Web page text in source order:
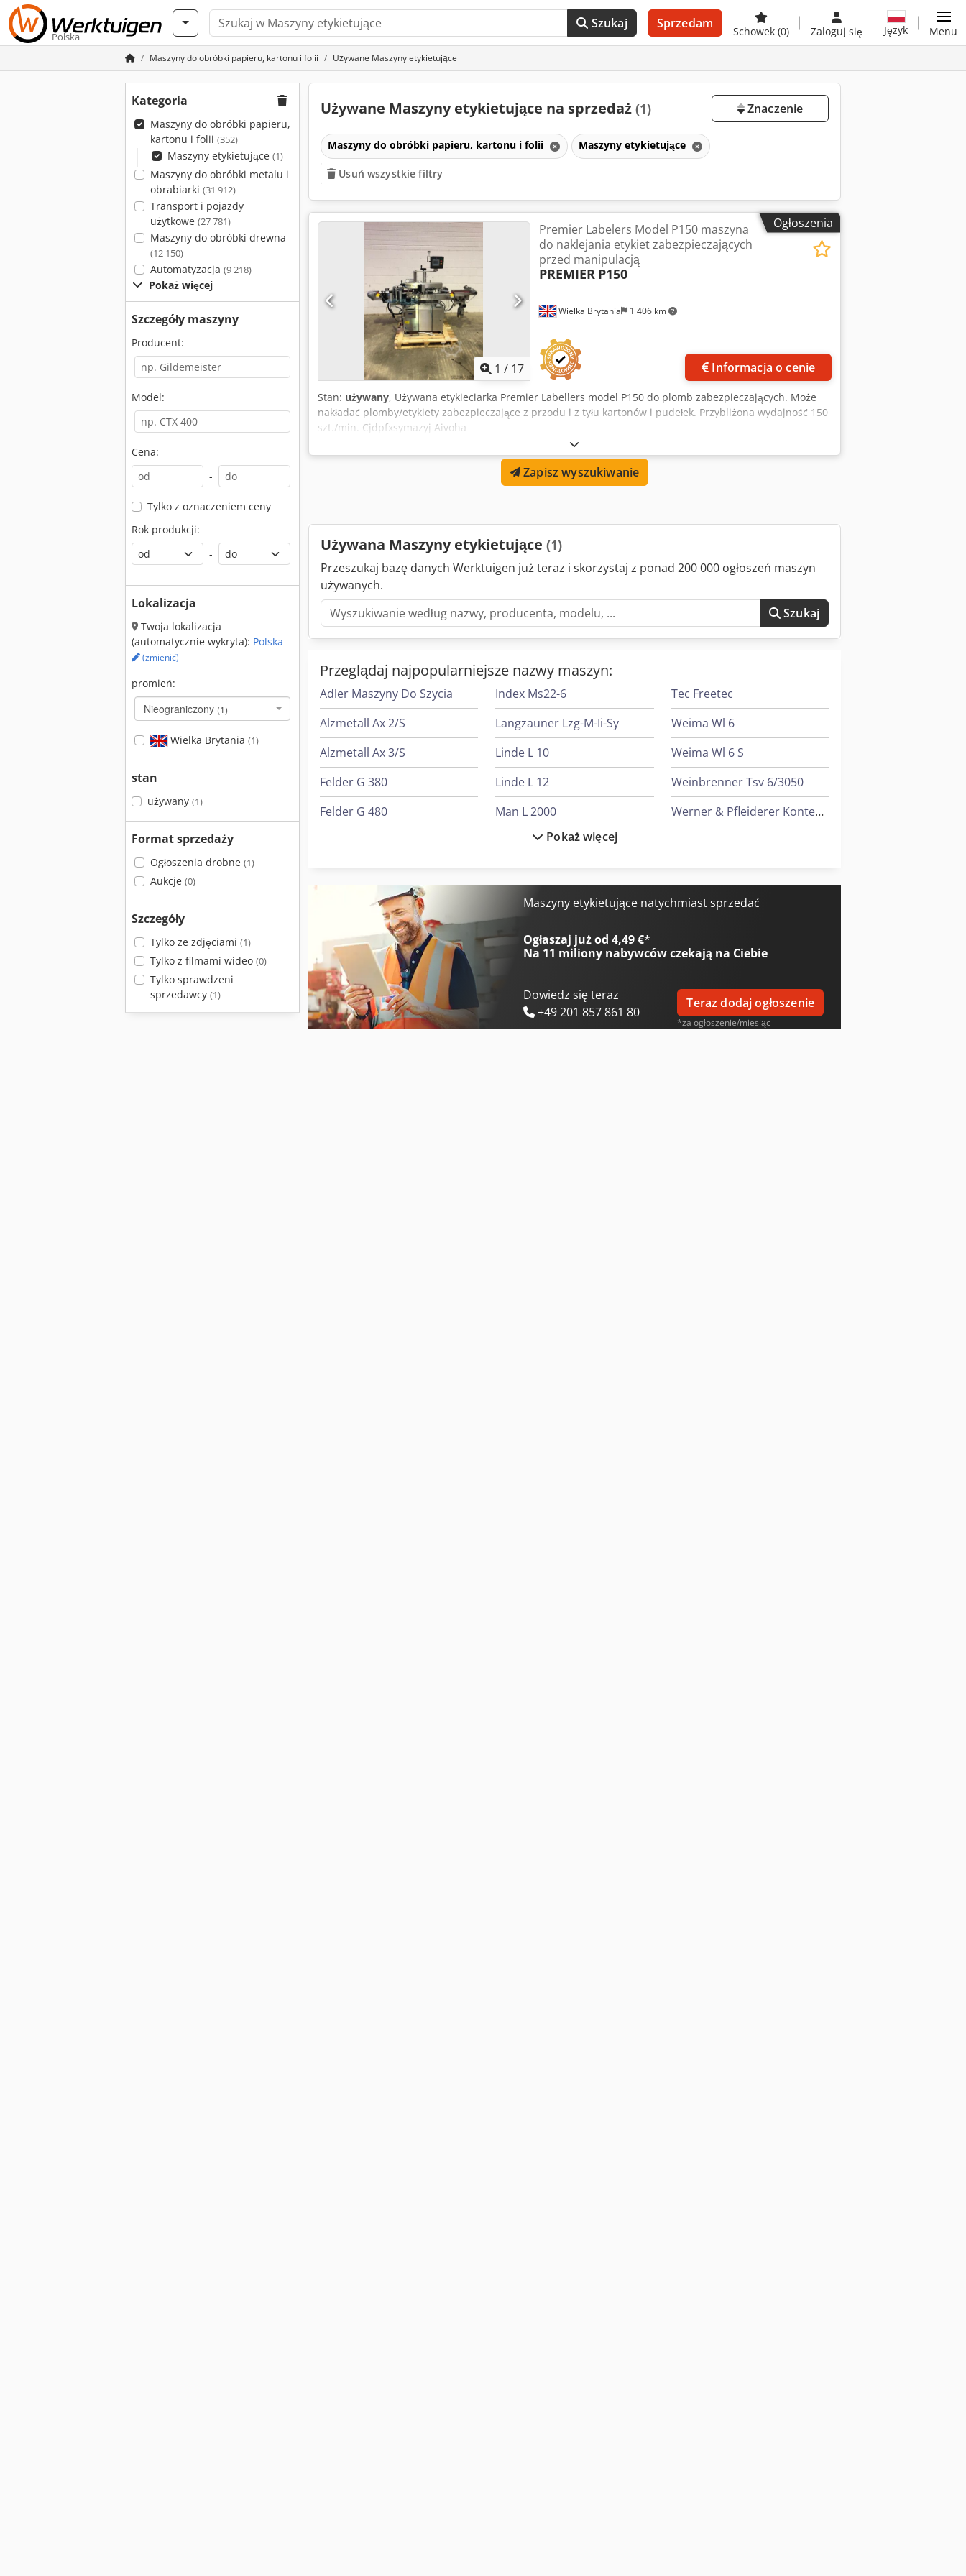
Polska
Szukaj Sprzedam
Schowek (0) Zaloguj się Język Menu
Maszyny do obróbki papieru, kartonu i folii Używane Maszyny etykietujące
Kategoria
Maszyny do obróbki papieru,
kartonu i folii (352)
Maszyny etykietujące (1)
Maszyny do obróbki metalu i
obrabiarki (31 912)
Transport i pojazdy
użytkowe (27 781)
Maszyny do obróbki drewna
(12 150)
Automatyzacja (9 218)
Pokaż więcej
Szczegóły maszyny
Producent:
Model:
Cena:
-
Tylko z oznaczeniem ceny
Rok produkcji:
-
Lokalizacja
Twoja lokalizacja
(automatycznie wykryta): Polska
(zmienić)
promień:
Nieograniczony (1)
Wielka Brytania (1)
stan
używany (1)
Format sprzedaży
Ogłoszenia drobne (1)
Aukcje (0)
Szczegóły
Tylko ze zdjęciami (1)
Tylko z filmami wideo (0)
Tylko sprawdzeni
sprzedawcy (1)
Używane Maszyny etykietujące na sprzedaż (1) Znaczenie
Maszyny do obróbki papieru, kartonu i folii Maszyny etykietujące
Usuń wszystkie filtry
Ogłoszenia
1 / 17
Wielka Brytania 1 406 km
Premier Labelers Model P150 maszyna
do naklejania etykiet zabezpieczających
przed manipulacją
PREMIER P150
Informacja o cenie
Stan: używany, Używana etykieciarka Premier Labellers model P150 do plomb zabezpieczających. Może
nakładać plomby/etykiety zabezpieczające z przodu i z tyłu kartonów i pudełek. Przybliżona wydajność 150
szt./min. Cjdpfxsymazyj Aivoha
Zapisz wyszukiwanie
Używana Maszyny etykietujące (1)
Przeszukaj bazę danych Werktuigen już teraz i skorzystaj z ponad 200 000 ogłoszeń maszyn
używanych.
Szukaj
Przeglądaj najpopularniejsze nazwy maszyn:
Adler Maszyny Do Szycia
Alzmetall Ax 2/S
Alzmetall Ax 3/S
Felder G 380
Felder G 480
Index Ms22-6
Langzauner Lzg-M-Ii-Sy
Linde L 10
Linde L 12
Man L 2000
Mark Sprężarki
Mercedes-Benz V
Tec Freetec
Weima Wl 6
Weima Wl 6 S
Weinbrenner Tsv 6/3050
Werner & Pfleiderer Kontenery
Pokaż więcej
Maszyny etykietujące natychmiast sprzedać
Ogłaszaj już od 4,49 €*
Na 11 miliony nabywcówczekają na Ciebie
Dowiedz się teraz
+49 201 857 861 80
Teraz dodaj ogłoszenie
*za ogłoszenie/miesiąc